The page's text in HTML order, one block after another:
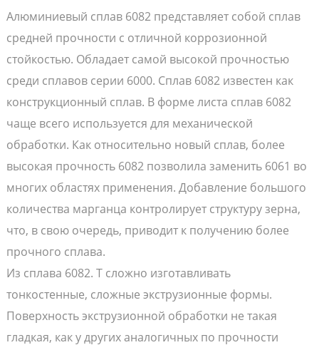
Алюминиевый сплав 6082 представляет собой сплав
средней прочности с отличной коррозионной
стойкостью. Обладает самой высокой прочностью
среди сплавов серии 6000. Сплав 6082 известен как
конструкционный сплав. В форме листа сплав 6082
чаще всего используется для механической
обработки. Как относительно новый сплав, более
высокая прочность 6082 позволила заменить 6061 во
многих областях применения. Добавление большого
количества марганца контролирует структуру зерна,
что, в свою очередь, приводит к получению более
прочного сплава.
Из сплава 6082. T сложно изготавливать
тонкостенные, сложные экструзионные формы.
Поверхность экструзионной обработки не такая
гладкая, как у других аналогичных по прочности